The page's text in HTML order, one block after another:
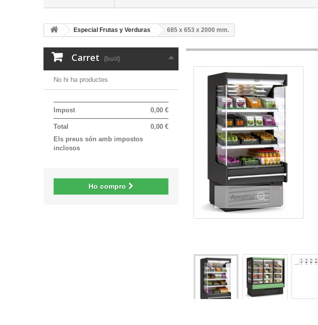
Especial Frutas y Verduras 685 x 653 x 2000 mm.
Carret (buit)
No hi ha productes
0,00 €
Impost
0,00 €
Total
Els preus són amb impostos
inclosos
Ho compro
Ampliar